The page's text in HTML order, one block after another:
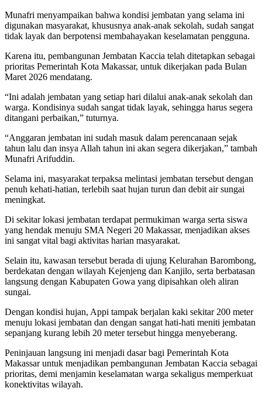
Munafri menyampaikan bahwa kondisi jembatan yang selama ini
digunakan masyarakat, khususnya anak-anak sekolah, sudah sangat
tidak layak dan berpotensi membahayakan keselamatan pengguna.
Karena itu, pembangunan Jembatan Kaccia telah ditetapkan sebagai
prioritas Pemerintah Kota Makassar, untuk dikerjakan pada Bulan
Maret 2026 mendatang.
“Ini adalah jembatan yang setiap hari dilalui anak-anak sekolah dan
warga. Kondisinya sudah sangat tidak layak, sehingga harus segera
ditangani perbaikan,” tuturnya.
“Anggaran jembatan ini sudah masuk dalam perencanaan sejak
tahun lalu dan insya Allah tahun ini akan segera dikerjakan,” tambah
Munafri Arifuddin.
Selama ini, masyarakat terpaksa melintasi jembatan tersebut dengan
penuh kehati-hatian, terlebih saat hujan turun dan debit air sungai
meningkat.
Di sekitar lokasi jembatan terdapat permukiman warga serta siswa
yang hendak menuju SMA Negeri 20 Makassar, menjadikan akses
ini sangat vital bagi aktivitas harian masyarakat.
Selain itu, kawasan tersebut berada di ujung Kelurahan Barombong,
berdekatan dengan wilayah Kejenjeng dan Kanjilo, serta berbatasan
langsung dengan Kabupaten Gowa yang dipisahkan oleh aliran
sungai.
Dengan kondisi hujan, Appi tampak berjalan kaki sekitar 200 meter
menuju lokasi jembatan dan dengan sangat hati-hati meniti jembatan
sepanjang kurang lebih 20 meter tersebut hingga menyeberang.
Peninjauan langsung ini menjadi dasar bagi Pemerintah Kota
Makassar untuk menjadikan pembangunan Jembatan Kaccia sebagai
prioritas, demi menjamin keselamatan warga sekaligus memperkuat
konektivitas wilayah.